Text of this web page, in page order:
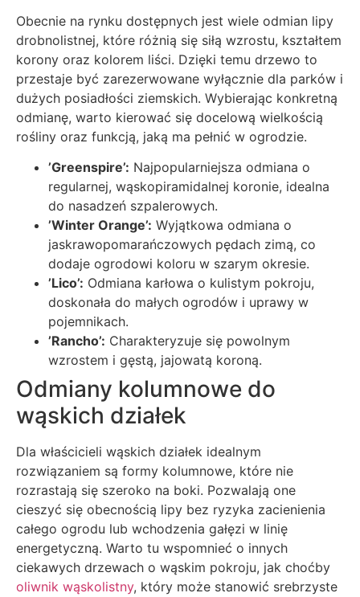
Obecnie na rynku dostępnych jest wiele odmian lipy
drobnolistnej, które różnią się siłą wzrostu, kształtem
korony oraz kolorem liści. Dzięki temu drzewo to
przestaje być zarezerwowane wyłącznie dla parków i
dużych posiadłości ziemskich. Wybierając konkretną
odmianę, warto kierować się docelową wielkością
rośliny oraz funkcją, jaką ma pełnić w ogrodzie.
’Greenspire’: Najpopularniejsza odmiana o
regularnej, wąskopiramidalnej koronie, idealna
do nasadzeń szpalerowych.
’Winter Orange’: Wyjątkowa odmiana o
jaskrawopomarańczowych pędach zimą, co
dodaje ogrodowi koloru w szarym okresie.
’Lico’: Odmiana karłowa o kulistym pokroju,
doskonała do małych ogrodów i uprawy w
pojemnikach.
’Rancho’: Charakteryzuje się powolnym
wzrostem i gęstą, jajowatą koroną.
Odmiany kolumnowe do
wąskich działek
Dla właścicieli wąskich działek idealnym
rozwiązaniem są formy kolumnowe, które nie
rozrastają się szeroko na boki. Pozwalają one
cieszyć się obecnością lipy bez ryzyka zacienienia
całego ogrodu lub wchodzenia gałęzi w linię
energetyczną. Warto tu wspomnieć o innych
ciekawych drzewach o wąskim pokroju, jak choćby
oliwnik wąskolistny, który może stanowić srebrzyste